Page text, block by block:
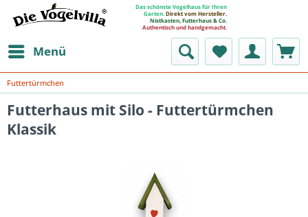
Das schönste Vogelhaus für Ihren
Garten. Direkt vom Hersteller.
Nistkasten, Futterhaus & Co.
Authentisch und handgemacht.
Menü
Futtertürmchen
Futterhaus mit Silo - Futtertürmchen
Klassik